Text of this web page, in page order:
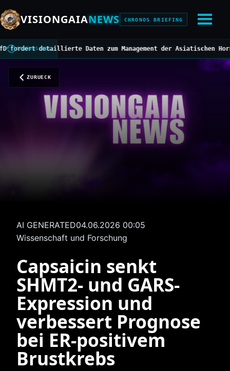
VISIONGAIANEWS CHRONOS BRIEFING
CHRONOS BUS
detaillierte Daten zum Management der Asiatischen Hornisse
ZURUECK
AI GENERATED04.06.2026 00:05
Wissenschaft und Forschung
Capsaicin senkt
SHMT2- und GARS-
Expression und
verbessert Prognose
bei ER‑positivem
Brustkrebs